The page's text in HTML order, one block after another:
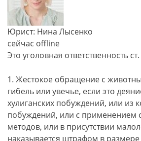
Юрист: Нина Лысенко
сейчас offline
Это уголовная ответственность
1. Жестокое обращение с
гибель или увечье, если это
хулиганских побуждений, или из
побуждений, или с применением
методов, или в присутствии
наказывается штрафом в